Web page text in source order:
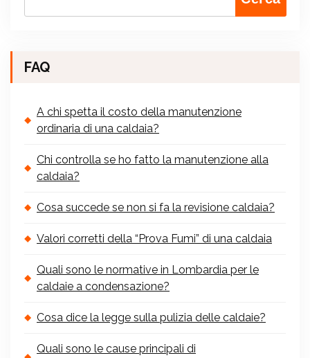
FAQ
A chi spetta il costo della manutenzione
ordinaria di una caldaia?
Chi controlla se ho fatto la manutenzione alla
caldaia?
Cosa succede se non si fa la revisione caldaia?
Valori corretti della “Prova Fumi” di una caldaia
Quali sono le normative in Lombardia per le
caldaie a condensazione?
Cosa dice la legge sulla pulizia delle caldaie?
Quali sono le cause principali di